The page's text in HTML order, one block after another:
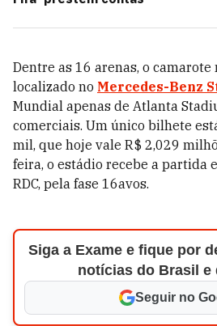
Dentre as 16 arenas, o camarote
localizado no Mercedes-Benz
Mundial apenas de Atlanta
comerciais. Um único bilhete
mil, que hoje vale R$ 2,029
feira, o estádio recebe a partida
RDC, pela fase 16avos.
Siga a Exame e fique por
notícias do Brasil e
Seguir no